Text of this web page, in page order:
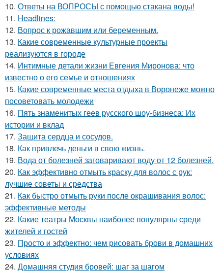
10. Ответы на ВОПРОСЫ с помощью стакана воды!
11. Headlines:
12. Вопрос к рожавшим или беременным.
13. Какие современные культурные проекты
реализуются в городе
14. Интимные детали жизни Евгения Миронова: что
известно о его семье и отношениях
15. Какие современные места отдыха в Воронеже можно
посоветовать молодежи
16. Пять знаменитых геев русского шоу-бизнеса: Их
истории и вклад
17. Защита сердца и сосудов.
18. Как привлечь деньги в свою жизнь.
19. Вода от болезней заговаривают воду от 12 болезней.
20. Как эффективно отмыть краску для волос с рук:
лучшие советы и средства
21. Как быстро отмыть руки после окрашивания волос:
эффективные методы
22. Какие театры Москвы наиболее популярны среди
жителей и гостей
23. Просто и эффектно: чем рисовать брови в домашних
условиях
24. Домашняя студия бровей: шаг за шагом